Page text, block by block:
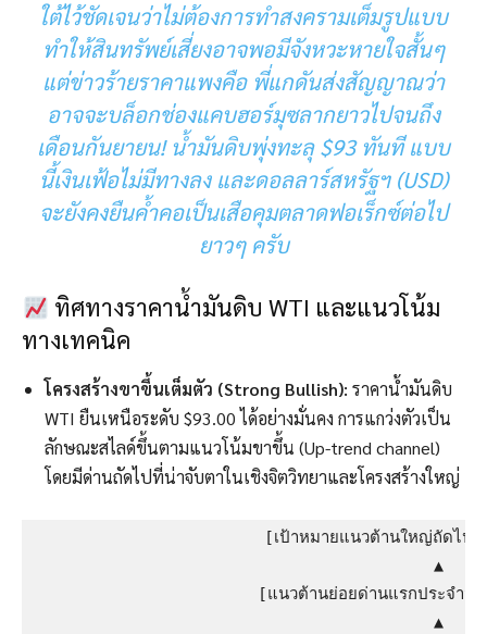
ใต้ไว้ชัดเจนว่าไม่ต้องการทำสงครามเต็มรูปแบบ
ทำให้สินทรัพย์เสี่ยงอาจพอมีจังหวะหายใจสั้นๆ
แต่ข่าวร้ายราคาแพงคือ พี่แกดันส่งสัญญาณว่า
อาจจะบล็อกช่องแคบฮอร์มุซลากยาวไปจนถึง
เดือนกันยายน! น้ำมันดิบพุ่งทะลุ $93 ทันที แบบ
นี้เงินเฟ้อไม่มีทางลง และดอลลาร์สหรัฐฯ (USD)
จะยังคงยืนค้ำคอเป็นเสือคุมตลาดฟอเร็กซ์ต่อไป
ยาวๆ ครับ
ทิศทางราคาน้ำมันดิบ WTI และแนวโน้ม
ทางเทคนิค
โครงสร้างขาขึ้นเต็มตัว (Strong Bullish): ราคาน้ำมันดิบ
WTI ยืนเหนือระดับ $93.00 ได้อย่างมั่นคง การแกว่งตัวเป็น
ลักษณะสไลด์ขึ้นตามแนวโน้มขาขึ้น (Up-trend channel)
โดยมีด่านถัดไปที่น่าจับตาในเชิงจิตวิทยาและโครงสร้างใหญ่
[เป้าหมายแนวต้านใหญ่ถัดไป:
                                         ▲
[แนวต้านย่อยด่านแรกประจำวั
                                         ▲